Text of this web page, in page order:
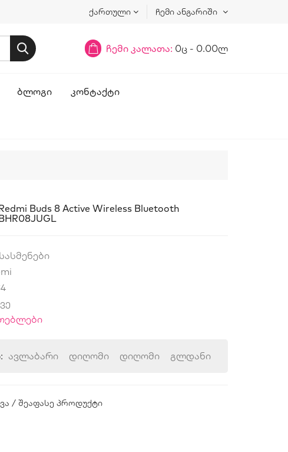
ქართული ჩემი ანგარიში
ჩემი კალათა: 0ც - 0.00ლ
ᲑᲚᲝᲒᲘ ᲙᲝᲜᲢᲐᲥᲢᲘ
Buds 8 Active Wireless Bluetooth
ავლაბარი დიღომი დიღომი გლდანი
/ შეაფასე პროდუქტი